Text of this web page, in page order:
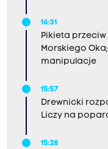
16:31
Pikieta
Morskiego
manipulacje
15:57
Drewnicki
Liczy na
15:28